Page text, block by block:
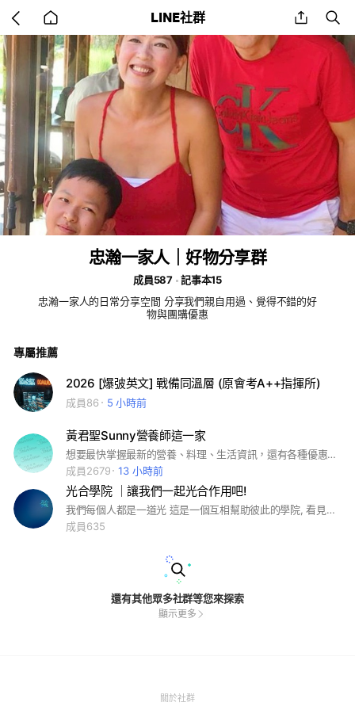
back
to
home
LINE社群 share
忠瀚一家人｜好物分享群
成員587
記事本15
忠瀚一家人的日常分享空間 分享我們親自用過、覺得不錯的好
物與團購優惠
專屬推薦
2026 [爆㢰英文] 戰備同溫層 (原會考A++指揮所)
成員86 5 小時前
黃君聖Sunny營養師這一家
想要最快掌握最新的營養、料理、生活資訊，還有各種優惠好康嗎？歡迎加入我們的交流群組！這裡不只有營養師，還有阿環小姐、安安媽咪、忠義葛格，以及黃君聖Sunny營養師，等你一起來聊天、學習、交流～快來加入吧！💬✨
成員2679
13 小時前
光合學院 ｜讓我們一起光合作用吧!
我們每個人都是一道光 這是一個互相幫助彼此的學院, 看見光,相信光,成為光 讓我們一起光合作用,直到你成為光^^
成員635
還有其他眾多社群等您來探索
顯示更多
關於社群(Open